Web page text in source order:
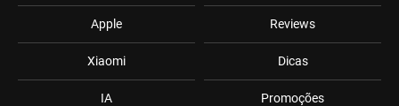
Apple
Xiaomi
IA
Reviews
Dicas
Promoções